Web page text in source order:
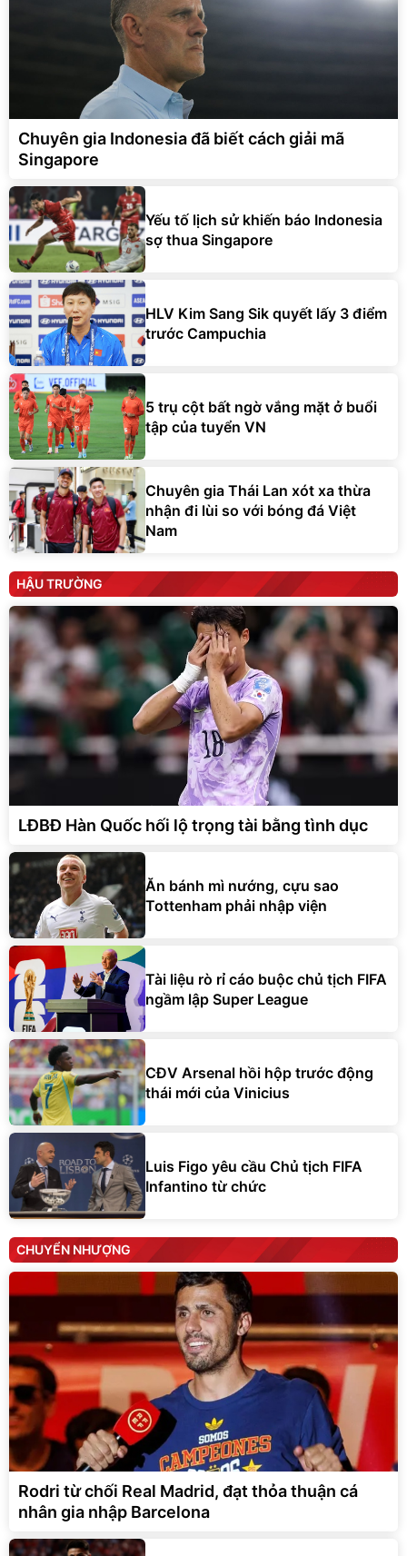
Chuyên gia Indonesia đã biết cách giải mã
Singapore
Yếu tố lịch sử khiến báo Indonesia
sợ thua Singapore
HLV Kim Sang Sik quyết lấy 3 điểm
trước Campuchia
5 trụ cột bất ngờ vắng mặt ở buổi
tập của tuyển VN
Chuyên gia Thái Lan xót xa thừa
nhận đi lùi so với bóng đá Việt
Nam
HẬU TRƯỜNG
LĐBĐ Hàn Quốc hối lộ trọng tài bằng tình dục
Ăn bánh mì nướng, cựu sao
Tottenham phải nhập viện
Tài liệu rò rỉ cáo buộc chủ tịch FIFA
ngầm lập Super League
CĐV Arsenal hồi hộp trước động
thái mới của Vinicius
Luis Figo yêu cầu Chủ tịch FIFA
Infantino từ chức
CHUYỂN NHƯỢNG
Rodri từ chối Real Madrid, đạt thỏa thuận cá
nhân gia nhập Barcelona